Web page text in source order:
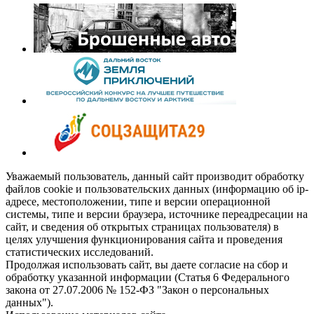
Уважаемый пользователь, данный сайт производит обработку
файлов cookie и пользовательских данных (информацию об ip-
адресе, местоположении, типе и версии операционной
системы, типе и версии браузера, источнике переадресации на
сайт, и сведения об открытых страницах пользователя) в
целях улучшения функционирования сайта и проведения
статистических исследований.
Продолжая использовать сайт, вы даете согласие на сбор и
обработку указанной информации (Статья 6 Федерального
закона от 27.07.2006 № 152-ФЗ "Закон о персональных
данных").